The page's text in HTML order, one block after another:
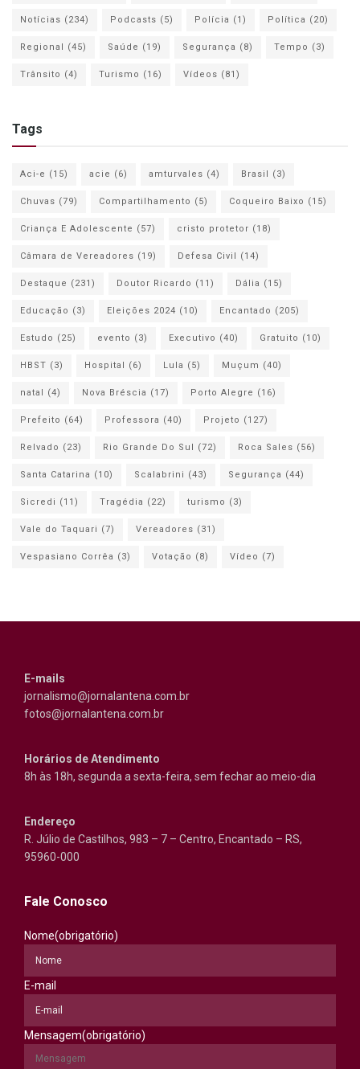
Notícias (234) Podcasts (5) Polícia (1) Política (20)
Regional (45) Saúde (19) Segurança (8) Tempo (3)
Trânsito (4) Turismo (16) Vídeos (81)
Tags
Aci-e (15) acie (6) amturvales (4) Brasil (3)
Chuvas (79) Compartilhamento (5) Coqueiro Baixo (15)
Criança E Adolescente (57) cristo protetor (18)
Câmara de Vereadores (19) Defesa Civil (14)
Destaque (231) Doutor Ricardo (11) Dália (15)
Educação (3) Eleições 2024 (10) Encantado (205)
Estudo (25) evento (3) Executivo (40) Gratuito (10)
HBST (3) Hospital (6) Lula (5) Muçum (40)
natal (4) Nova Bréscia (17) Porto Alegre (16)
Prefeito (64) Professora (40) Projeto (127)
Relvado (23) Rio Grande Do Sul (72) Roca Sales (56)
Santa Catarina (10) Scalabrini (43) Segurança (44)
Sicredi (11) Tragédia (22) turismo (3)
Vale do Taquari (7) Vereadores (31)
Vespasiano Corrêa (3) Votação (8) Vídeo (7)
E-mails
jornalismo@jornalantena.com.br
fotos@jornalantena.com.br
Horários de Atendimento
8h às 18h, segunda a sexta-feira, sem fechar ao meio-dia
Endereço
R. Júlio de Castilhos, 983 – 7 – Centro, Encantado – RS,
95960-000
Fale Conosco
Nome(obrigatório)
E-mail
Mensagem(obrigatório)